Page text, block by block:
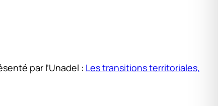
par l’Unadel : Les transitions territoriales,